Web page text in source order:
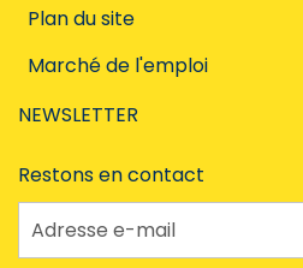
Plan du site
Marché de l'emploi
NEWSLETTER
Restons en contact
Adresse e-mail